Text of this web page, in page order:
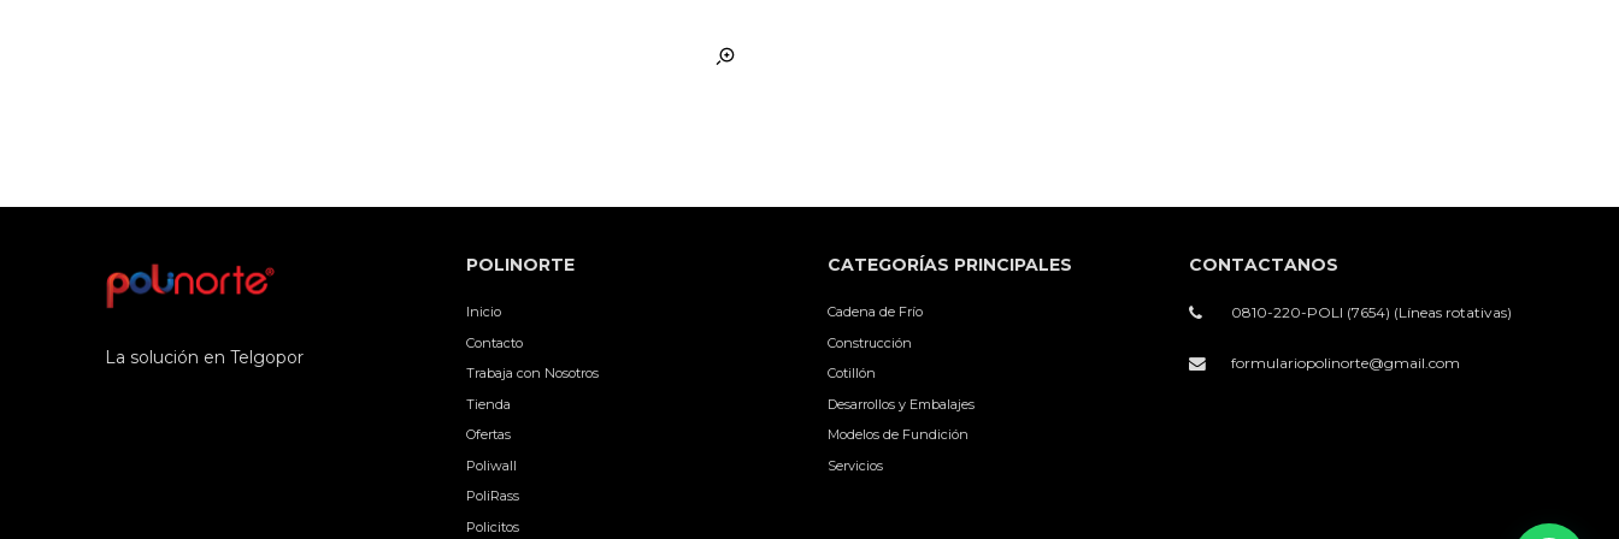
La solución en Telgopor
POLINORTE
Inicio
Contacto
Trabaja con Nosotros
Tienda
Ofertas
Poliwall
PoliRass
Policitos
CATEGORÍAS PRINCIPALES
Cadena de Frío
Construcción
Cotillón
Desarrollos y Embalajes
Modelos de Fundición
Servicios
CONTACTANOS
0810-220-POLI (7654) (Líneas rotativas)
formulariopolinorte@gmail.com